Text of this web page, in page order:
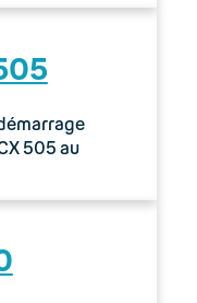
505 au